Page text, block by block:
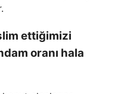
ettiğimizi
oranı hala